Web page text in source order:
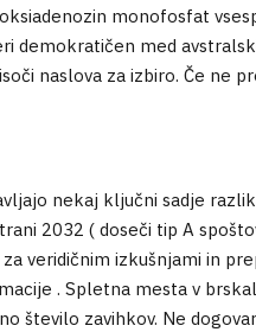
monofosfat
demokratičen med
naslova za izbiro. Če ne
nekaj ključni sadje
2032 ( doseči tip A
veridičnim izkušnjami in
. Spletna mesta v
število zavihkov. Ne